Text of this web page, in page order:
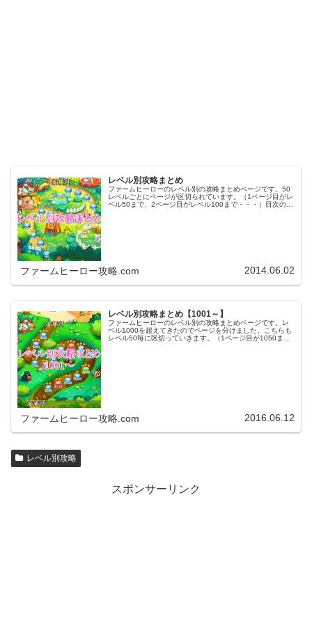
レベル別攻略まとめ
ファームヒーローのレベル別の攻略まとめページです。50
レベルごとにページが区切られています。（1ページ目がレ
ベル50まで、2ページ目がレベル100まで・・・）目次のリ
ファームヒーロー攻略.com 2014.06.02
レベル別攻略まとめ【1001～】
ファームヒーローのレベル別の攻略まとめページです。レ
ベル1000を超えてきたのでページを分けました。こちらも
レベル50毎に区切っていきます。（1ページ目が1050ま
ファームヒーロー攻略.com 2016.06.12
レベル別攻略
スポンサーリンク